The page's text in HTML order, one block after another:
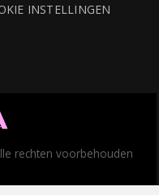
INSTELLINGEN
rechten voorbehouden